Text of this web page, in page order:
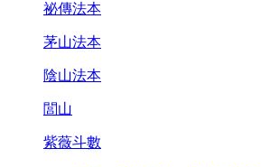
祕傳法本
茅山法本
陰山法本
閭山
紫薇斗數